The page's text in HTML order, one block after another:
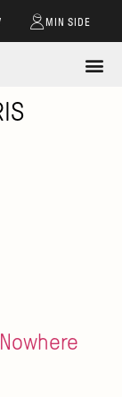
MIN SIDE